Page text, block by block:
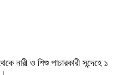
নারী ও শিশু পাচারকারী সন্দেহে ১